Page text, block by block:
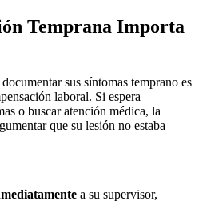
Temprana Importa
sus síntomas temprano es
laboral. Si espera
o buscar atención médica, la
que su lesión no estaba
a su supervisor,